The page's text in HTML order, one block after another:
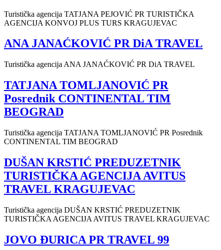
Turistička agencija TATJANA PEJOVIĆ PR TURISTIČKA
AGENCIJA KONVOJ PLUS TURS KRAGUJEVAC
ANA JANAĆKOVIĆ PR DiA TRAVEL
Turistička agencija ANA JANAĆKOVIĆ PR DiA TRAVEL
TATJANA TOMLJANOVIĆ PR
Posrednik CONTINENTAL TIM
BEOGRAD
Turistička agencija TATJANA TOMLJANOVIĆ PR Posrednik
CONTINENTAL TIM BEOGRAD
DUŠAN KRSTIĆ PREDUZETNIK
TURISTIČKA AGENCIJA AVITUS
TRAVEL KRAGUJEVAC
Turistička agencija DUŠAN KRSTIĆ PREDUZETNIK
TURISTIČKA AGENCIJA AVITUS TRAVEL KRAGUJEVAC
JOVO ĐURICA PR TRAVEL 99